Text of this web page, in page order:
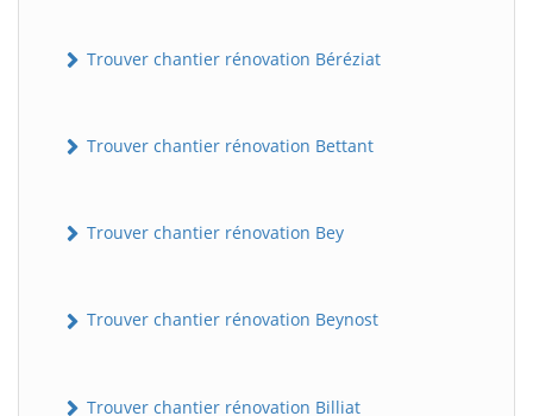
Trouver chantier rénovation Béréziat
Trouver chantier rénovation Bettant
Trouver chantier rénovation Bey
Trouver chantier rénovation Beynost
Trouver chantier rénovation Billiat